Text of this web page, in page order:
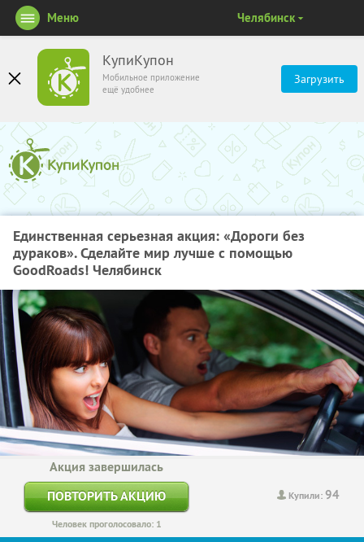
КупиКупон
Мобильное приложение
ещё удобнее
Загрузить
Меню Челябинск
Единственная серьезная акция: «Дороги без
дураков». Сделайте мир лучше с помощью
GoodRoads! Челябинск
Купили:94
Акция завершилась
ПОВТОРИТЬ АКЦИЮ
Человек проголосовало: 1